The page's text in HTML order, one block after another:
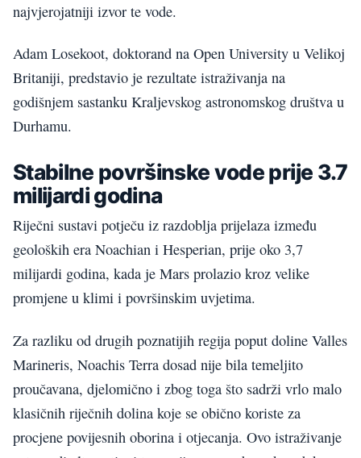
najvjerojatniji izvor te vode.
Adam Losekoot, doktorand na Open University u Velikoj
Britaniji, predstavio je rezultate istraživanja na
godišnjem sastanku Kraljevskog astronomskog društva u
Durhamu.
Stabilne površinske vode prije 3.7
milijardi godina
Riječni sustavi potječu iz razdoblja prijelaza između
geoloških era Noachian i Hesperian, prije oko 3,7
milijardi godina, kada je Mars prolazio kroz velike
promjene u klimi i površinskim uvjetima.
Za razliku od drugih poznatijih regija poput doline Valles
Marineris, Noachis Terra dosad nije bila temeljito
proučavana, djelomično i zbog toga što sadrži vrlo malo
klasičnih riječnih dolina koje se obično koriste za
procjene povijesnih oborina i otjecanja. Ovo istraživanje